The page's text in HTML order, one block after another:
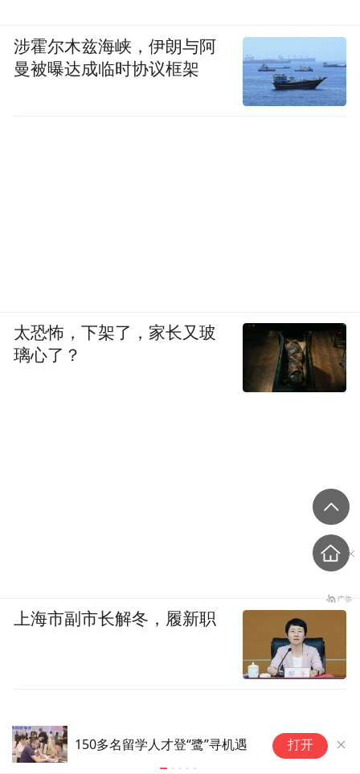
150多名留学人才登“鹭”寻机遇
子
打开
涉霍尔木兹海峡，伊朗与阿
曼被曝达成临时协议框架
太恐怖，下架了，家长又玻
璃心了？
上海市副市长解冬，履新职